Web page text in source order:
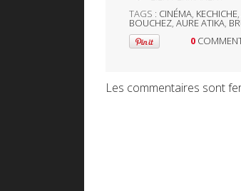
TAGS : CINÉMA, KECHICHE,
BOUCHEZ, AURE ATIKA,
0
Les commentaires sont